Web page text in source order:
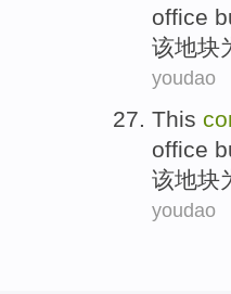
office
该地块
youdao
This
office
该地块
youdao